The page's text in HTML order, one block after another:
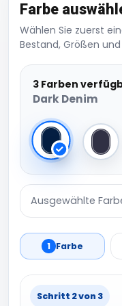
Farbe
Wählen Sie zuerst
Bestand, Größen
3 Farben
Dark Denim
Dark Denim
Ausgewählte
1 Farbe
Schritt 2 von 3